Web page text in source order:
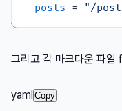
posts = "/
그리고 각 마크다운 파
yaml Copy